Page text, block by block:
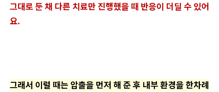
그대로 둔 채 다른 치료만 진행했을 때 반응이 더딜 수 있어
요.
그래서 이럴 때는 압출을 먼저 해 준 후 내부 환경을 한차례